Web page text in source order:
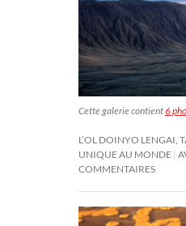
Cette galerie contient6
L’OL DOINYO LENGAI,
UNIQUE AU MONDE
COMMENTAIRES